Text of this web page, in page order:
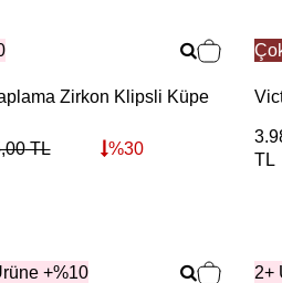
Zirkon Klipsli Küpe
TL %30
TL
+%10 2+